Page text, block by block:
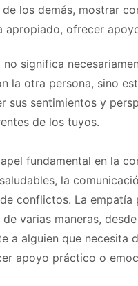
los demás, mostrar
apropiado, ofrecer
no significa
la otra persona, sino
sus sentimientos y
de los tuyos.
fundamental en la
la
conflictos. La empatía
varias maneras,
a alguien que necesita
apoyo práctico o